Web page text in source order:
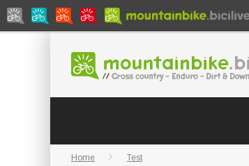
Home Test